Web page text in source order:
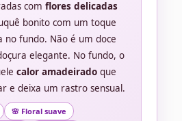
com flores delicadas
bonito com um toque
no fundo. Não é um doce
elegante. No fundo, o
calor amadeirado que
e deixa um rastro sensual.
🌸 Floral suave